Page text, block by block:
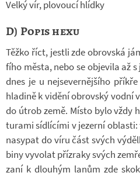
Velký vír, plo­voucí hlídky
D) Popis hexu
Těžko říct, jestli zde ob­rov­ská
fího města, nebo se ob­je­vila až
dnes je u nej­se­ver­něj­šího
hla­dině k vi­dění ob­rov­ský vodní
do útrob země. Místo bylo vždy
tu­rami síd­lí­cími v je­zerní
na­sy­pat do víru část svých
biny vy­vo­lat pří­zraky svých
zaní k dlou­hým lanům zde